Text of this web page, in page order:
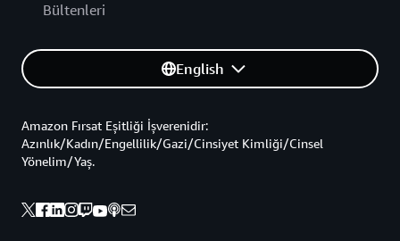
Bültenleri
English
Amazon Fırsat Eşitliği İşverenidir:
Azınlık/Kadın/Engellilik/Gazi/Cinsiyet Kimliği/Cinsel
Yönelim/Yaş.